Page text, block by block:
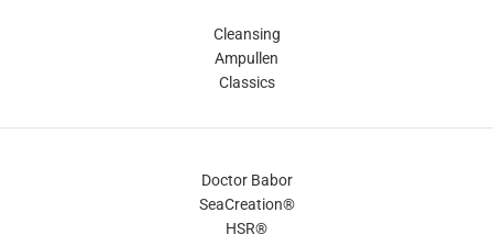
Cleansing
Ampullen
Classics
Doctor Babor
SeaCreation®
HSR®